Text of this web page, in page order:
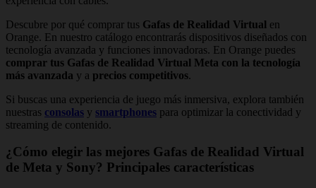
Descubre por qué comprar tus Gafas de Realidad Virtual en
Orange. En nuestro catálogo encontrarás dispositivos diseñados con
tecnología avanzada y funciones innovadoras. En Orange puedes
comprar tus Gafas de Realidad Virtual Meta con la tecnología
más avanzada y a precios competitivos.
Si buscas una experiencia de juego más inmersiva, explora también
nuestras consolas y smartphones para optimizar la conectividad y
streaming de contenido.
¿Cómo elegir las mejores Gafas de Realidad Virtual
de Meta y Sony? Principales características